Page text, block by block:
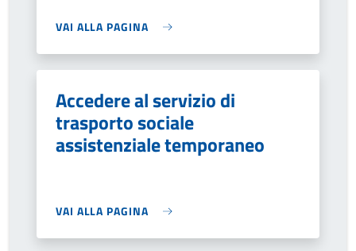
VAI ALLA PAGINA
Accedere al servizio di
trasporto sociale
assistenziale temporaneo
VAI ALLA PAGINA